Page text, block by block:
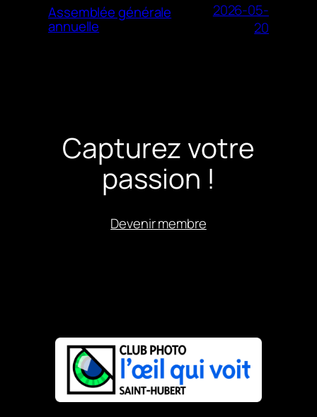
Assemblée générale
annuelle
2026-05-
20
Capturez votre
passion !
Devenir membre